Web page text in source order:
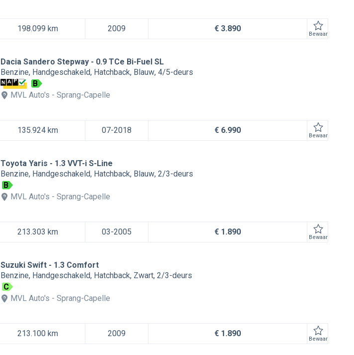
198.099 km 2009 € 3.890
Bewaar
Dacia Sandero Stepway
0.9 TCe Bi-Fuel SL
Benzine Handgeschakeld Hatchback Blauw 4/5-deurs
B
MVL Auto's
Sprang-Capelle
135.924 km 07-2018 € 6.990
Bewaar
Toyota Yaris
1.3 VVT-i S-Line
Benzine Handgeschakeld Hatchback Blauw 2/3-deurs
B
MVL Auto's
Sprang-Capelle
213.303 km 03-2005 € 1.890
Bewaar
Suzuki Swift
1.3 Comfort
Benzine Handgeschakeld Hatchback Zwart 2/3-deurs
C
MVL Auto's
Sprang-Capelle
213.100 km 2009 € 1.890
Bewaar